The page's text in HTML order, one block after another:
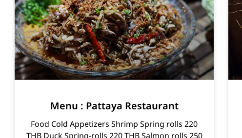
Menu : Pattaya Restaurant
Food Cold Appetizers Shrimp Spring rolls 220